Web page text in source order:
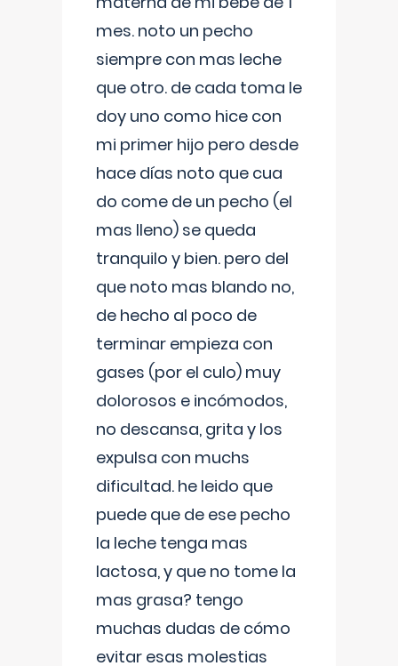
mes. noto un pecho
siempre con mas leche
que otro. de cada toma le
doy uno como hice con
mi primer hijo pero desde
hace días noto que cua
do come de un pecho (el
mas lleno) se queda
tranquilo y bien. pero del
que noto mas blando no,
de hecho al poco de
terminar empieza con
gases (por el culo) muy
dolorosos e incómodos,
no descansa, grita y los
expulsa con muchs
dificultad. he leido que
puede que de ese pecho
la leche tenga mas
lactosa, y que no tome la
mas grasa? tengo
muchas dudas de cómo
evitar esas molestias